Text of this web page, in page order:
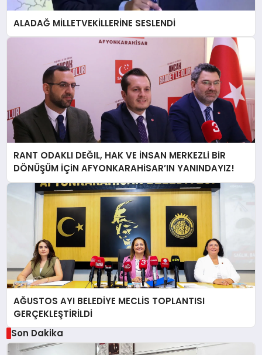
ALADAĞ MİLLETVEKİLLERİNE SESLENDİ
RANT ODAKLI DEĞIL, HAK VE İNSAN MERKEZLi BiR
DÖNÜŞÜM İÇiN AFYONKARAHiSAR’IN YANINDAYIZ!
AĞUSTOS AYI BELEDİYE MECLİS TOPLANTISI
GERÇEKLEŞTİRİLDİ
Son Dakika